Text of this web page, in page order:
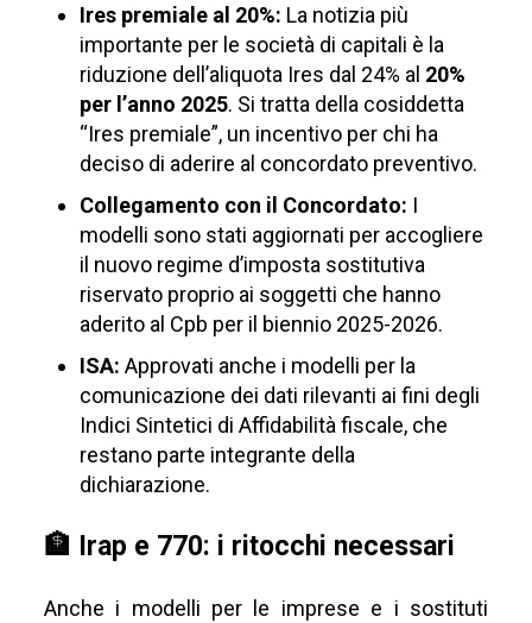
Ires premiale al 20%: La notizia più
importante per le società di capitali è la
riduzione dell’aliquota Ires dal 24% al 20%
per l’anno 2025. Si tratta della cosiddetta
“Ires premiale”, un incentivo per chi ha
deciso di aderire al concordato preventivo.
Collegamento con il Concordato: I
modelli sono stati aggiornati per accogliere
il nuovo regime d’imposta sostitutiva
riservato proprio ai soggetti che hanno
aderito al Cpb per il biennio 2025-2026.
ISA: Approvati anche i modelli per la
comunicazione dei dati rilevanti ai fini degli
Indici Sintetici di Affidabilità fiscale, che
restano parte integrante della
dichiarazione.
🏦 Irap e 770: i ritocchi necessari
Anche i modelli per le imprese e i sostituti